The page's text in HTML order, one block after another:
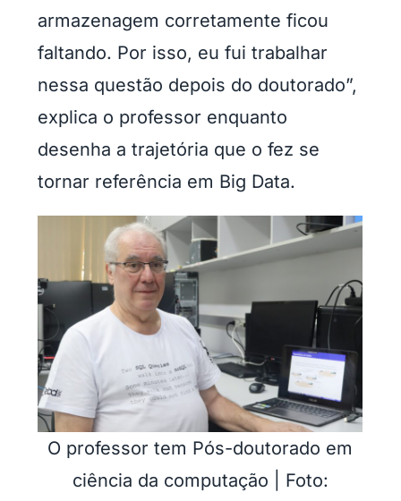
armazenagem corretamente ficou
faltando. Por isso, eu fui trabalhar
nessa questão depois do doutorado”,
explica o professor enquanto
desenha a trajetória que o fez se
tornar referência em Big Data.
O professor tem Pós-doutorado em
ciência da computação | Foto: